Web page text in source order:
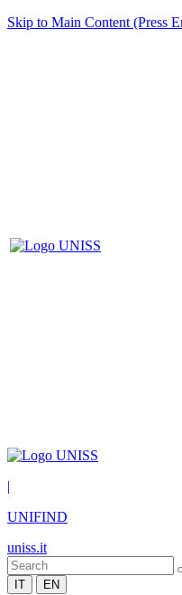
Skip to Main Content (Press
|
UNIFIND
uniss.it
IT EN